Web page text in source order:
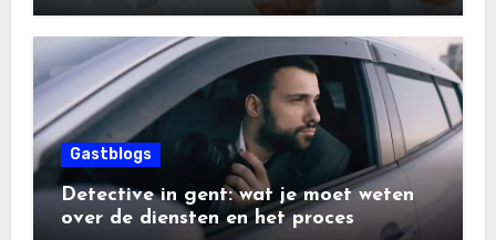
Gastblogs
Detective in gent: wat je moet weten
over de diensten en het proces